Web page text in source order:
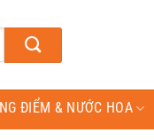
ĐIỂM & NƯỚC HOA